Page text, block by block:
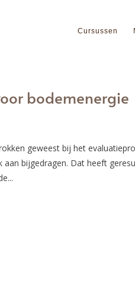
Cursussen
bodemenergie
geweest bij het
bijgedragen. Dat heeft